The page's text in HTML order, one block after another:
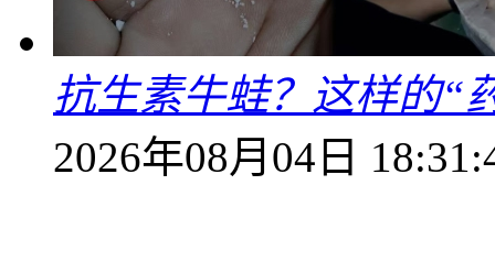
抗生素牛蛙？这样的“
2026年08月04日